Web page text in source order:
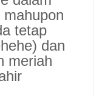
tetap
dan
meriah